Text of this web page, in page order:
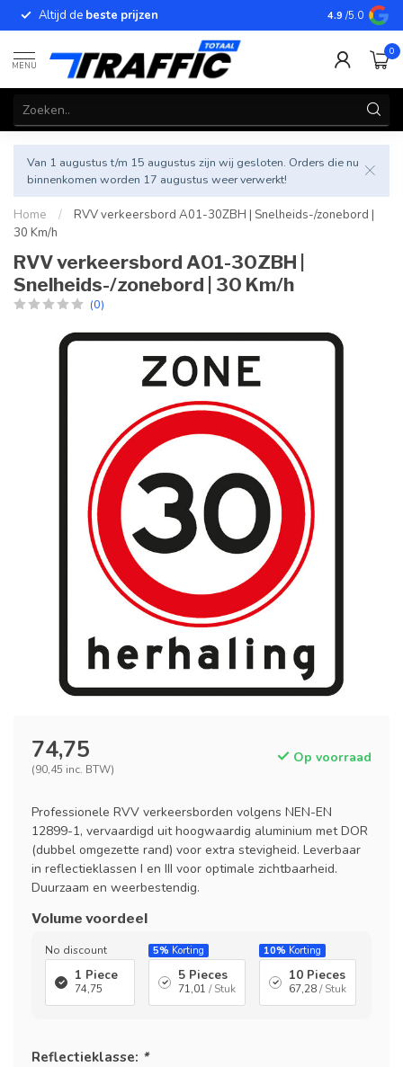
Altijd de beste prijzen Betrouwbare
4.9 /5.0
MENU
0
Van 1 augustus t/m 15 augustus zijn wij gesloten. Orders die nu
binnenkomen worden 17 augustus weer verwerkt!
Home /
RVV verkeersbord A01-30ZBH | Snelheids-/zonebord |
30 Km/h
RVV verkeersbord A01-30ZBH |
Snelheids-/zonebord | 30 Km/h
(0)
74,75
(90,45 inc. BTW)
Op voorraad
Professionele RVV verkeersborden volgens NEN-EN
12899-1, vervaardigd uit hoogwaardig aluminium met DOR
(dubbel omgezette rand) voor extra stevigheid. Leverbaar
in reflectieklassen I en III voor optimale zichtbaarheid.
Duurzaam en weerbestendig.
Volume voordeel
No discount
1 Piece
74,75
5% Korting
5 Pieces
71,01 / Stuk
10% Korting
10 Pieces
67,28/ Stuk
Reflectieklasse: *